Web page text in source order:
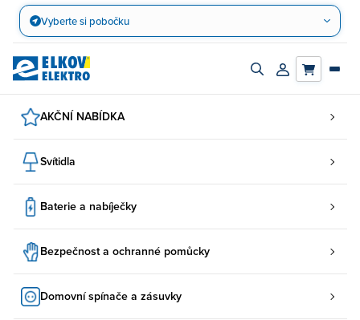
Přejít
obsah
Vyberte si pobočku
Zapnout/vypnout
Přihlásit/
AKČNÍ NABÍDKA
Svítidla
Baterie a nabíječky
Bezpečnost a ochranné pomůcky
Domovní spínače a zásuvky